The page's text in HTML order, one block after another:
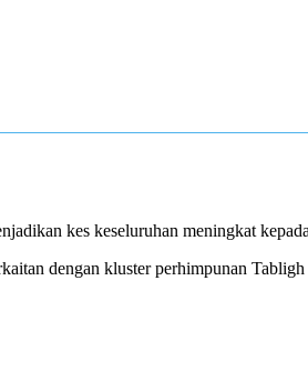
kes keseluruhan meningkat
dengan kluster perhimpunan